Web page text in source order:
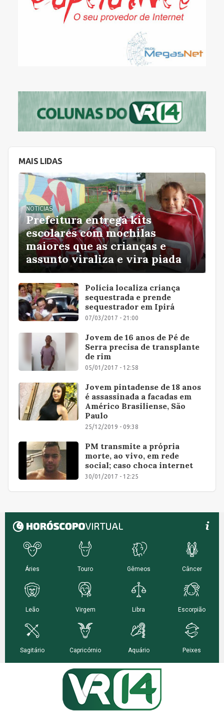
MAIS LIDAS
NOTÍCIAS
Prefeitura entrega kits
escolares com mochilas
maiores que as crianças e
assunto viraliza e vira piada
Polícia localiza criança
sequestrada e prende
sequestrador em Ipirá
07/03/2017 - 21:00
Jovem de 16 anos de Pé de
Serra precisa de transplante
de rim
05/01/2017 - 12:58
Jovem pintadense de 18 anos
é assassinada a facadas em
Américo Brasiliense, São
Paulo
25/12/2019 - 09:38
PM transmite a própria
morte, ao vivo, em rede
social; caso choca internet
30/01/2017 - 12:25